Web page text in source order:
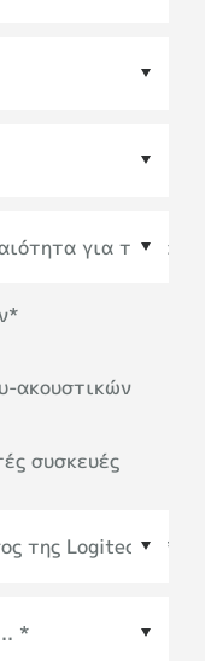
*
ακουστικών
συσκευές